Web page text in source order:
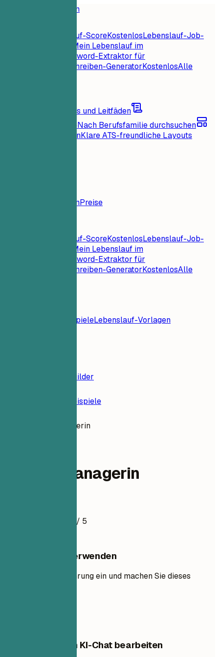
Funktionen
Sofortiger Lebenslauf-ScoreKostenlosLebenslauf-Job-
Mein Lebenslauf im
Keyword-Extraktor für
Anschreiben-GeneratorKostenlosAlle
Karrieretipps und Leitfäden
LebenslaufbeispieleNach Berufsfamilie durchsuchen
Lebenslauf-VorlagenKlare ATS-freundliche Layouts
FunktionenPreise
Sofortiger Lebenslauf-ScoreKostenlosLebenslauf-Job-
Mein Lebenslauf im
Keyword-Extraktor für
Anschreiben-GeneratorKostenlosAlle
LebenslaufbeispieleLebenslauf-Vorlagen
Lebenslauf-Builder
Lebenslauf-Beispiele
Markenmanagerin
Markenmanagerin
/ 5
Diese Vorlage verwenden
Fügen Sie Ihre Erfahrung ein und machen Sie dieses
Diese Vorlage im KI-Chat bearbeiten